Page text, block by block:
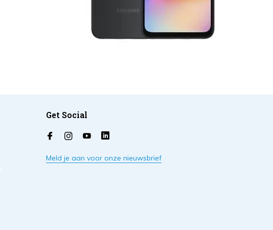
Get Social
Meld je aan voor onze nieuwsbrief